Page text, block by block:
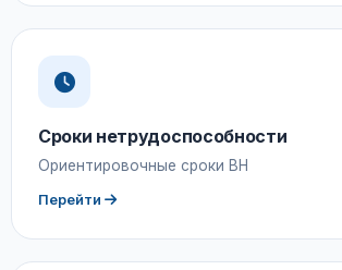
Сроки нетрудоспособности
Ориентировочные сроки ВН
Перейти